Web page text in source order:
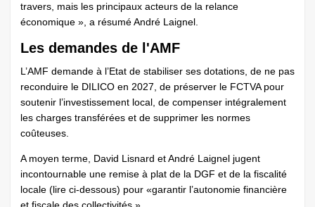
travers, mais les principaux acteurs de la relance
économique », a résumé André Laignel.
Les demandes de l'AMF
L’AMF demande à l’Etat de stabiliser ses dotations, de ne pas
reconduire le DILICO en 2027, de préserver le FCTVA pour
soutenir l’investissement local, de compenser intégralement
les charges transférées et de supprimer les normes
coûteuses.
A moyen terme, David Lisnard et André Laignel jugent
incontournable une remise à plat de la DGF et de la fiscalité
locale (lire ci-dessous) pour «garantir l’autonomie financière